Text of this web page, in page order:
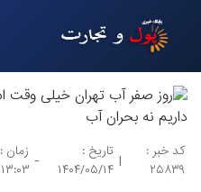
کد خبر :
۲۵۸۳۹
|
تاریخ :
۱۴۰۴/۰۵/۱۴
-
زمان :
۱۳:۰۳